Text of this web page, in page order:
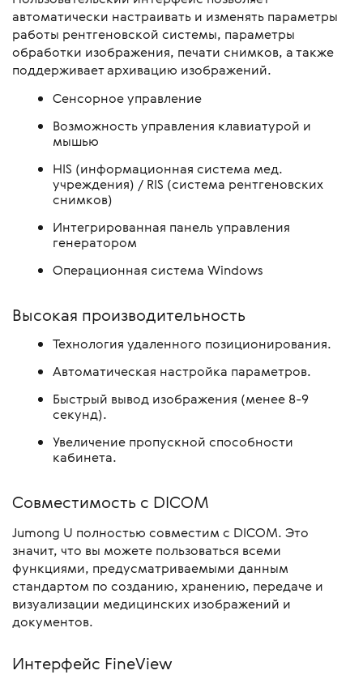
автоматически настраивать и изменять параметры
работы рентгеновской системы, параметры
обработки изображения, печати снимков, а также
поддерживает архивацию изображений.
Сенсорное управление
Возможность управления клавиатурой и
мышью
HIS (информационная система мед.
учреждения) / RIS (система рентгеновских
снимков)
Интегрированная панель управления
генератором
Операционная система Windows
Высокая производительность
Технология удаленного позиционирования.
Автоматическая настройка параметров.
Быстрый вывод изображения (менее 8-9
секунд).
Увеличение пропускной способности
кабинета.
Совместимость с DICOM
Jumong U полностью совместим с DICOM. Это
значит, что вы можете пользоваться всеми
функциями, предусматриваемыми данным
стандартом по созданию, хранению, передаче и
визуализации медицинских изображений и
документов.
Интерфейс FineView